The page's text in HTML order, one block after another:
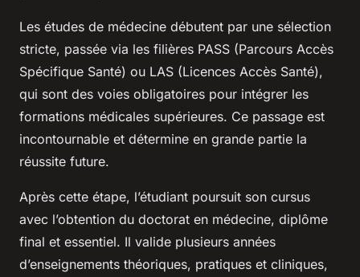
Les études de médecine débutent par une sélection
stricte, passée via les filières PASS (Parcours Accès
Spécifique Santé) ou LAS (Licences Accès Santé),
qui sont des voies obligatoires pour intégrer les
formations médicales supérieures. Ce passage est
incontournable et détermine en grande partie la
réussite future.
Après cette étape, l’étudiant poursuit son cursus
avec l’obtention du doctorat en médecine, diplôme
final et essentiel. Il valide plusieurs années
d’enseignements théoriques, pratiques et cliniques,